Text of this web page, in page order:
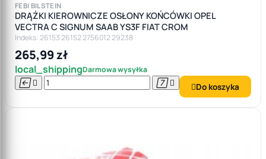
FEBI BILSTEIN
DRĄŻKI KIEROWNICZE OSŁONY KOŃCÓWKI OPEL
VECTRA C SIGNUM SAAB YS3F FIAT CROM
Indeks: 26153 26152 2756012 29238
265,99 zł
local_shippingDarmowa wysyłka
    Do koszyka